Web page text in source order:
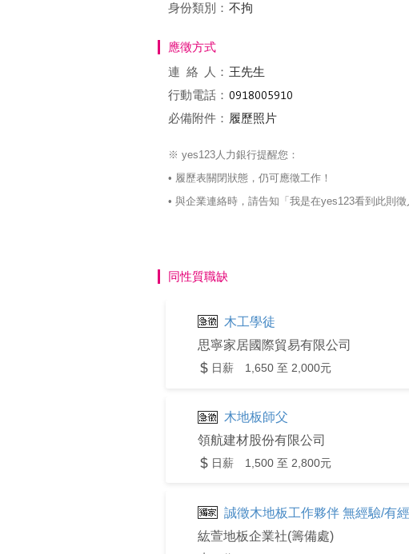
身份類別： 不拘
應徵方式
連絡
人： 王先生
行動電話：
必備附件： 履歷照片
※ yes123人力銀行提醒您：
• 履歷表關閉狀態，仍可應徵工作！
• 與企業連絡時，請告知「我是在yes123看到此則
同性質職缺
木工學徒
思寧家居國際貿易有限公司
日薪 1,650 至 2,000元
木地板師父
領航建材股份有限公司
日薪 1,500 至 2,800元
誠徵木地板工作夥伴 無經驗/有
紘萱地板企業社(籌備處)